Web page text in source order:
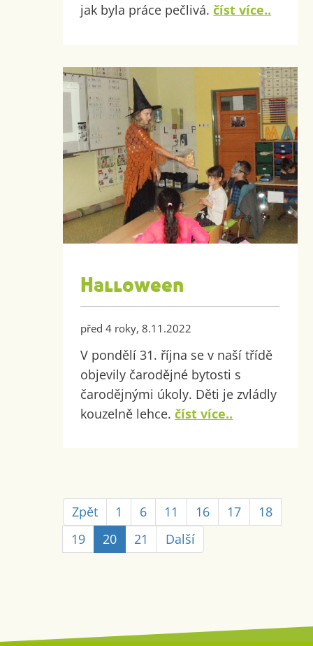
jak byla práce pečlivá.číst více..
Halloween
před 4 roky, 8.11.2022
V pondělí 31. října se v naší třídě
objevily čarodějné bytosti s
čarodějnými úkoly. Děti je zvládly
kouzelně lehce.číst více..
Zpět 1 6 11 16 17
18
19
20 21 Další